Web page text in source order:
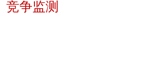
竞争监测